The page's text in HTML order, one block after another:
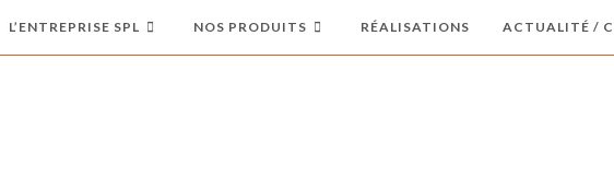
L’ENTREPRISE SPL NOS PRODUITS RÉALISATIONS ACTUALITÉ /